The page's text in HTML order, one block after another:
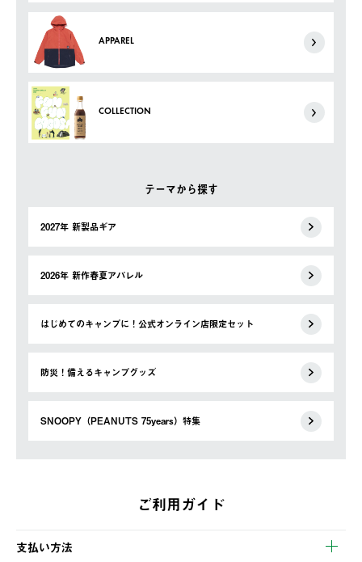
APPAREL
COLLECTION
テーマから探す
2027年 新製品ギア
2026年 新作春夏アパレル
はじめてのキャンプに！公式オンライン店限定セット
防災！備えるキャンプグッズ
SNOOPY（PEANUTS 75years）特集
ご利用ガイド
支払い方法